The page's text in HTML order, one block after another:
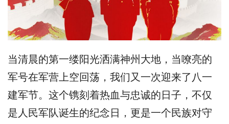
当清晨的第一缕阳光洒满神州大地，当嘹亮的
军号在军营上空回荡，我们又一次迎来了八一
建军节。这个镌刻着热血与忠诚的日子，不仅
是人民军队诞生的纪念日，更是一个民族对守